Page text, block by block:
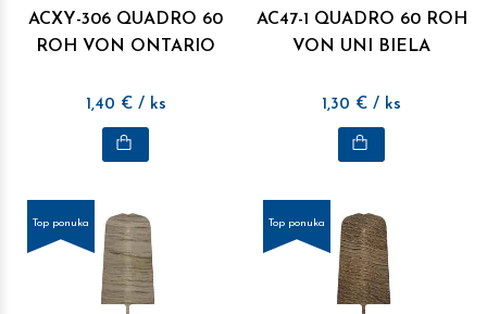
ACXY-306 QUADRO 60
ROH VON ONTARIO
1,40 € / ks
AC47-1 QUADRO 60 ROH
VON UNI BIELA
1,30 € / ks
Top ponuka Top ponuka